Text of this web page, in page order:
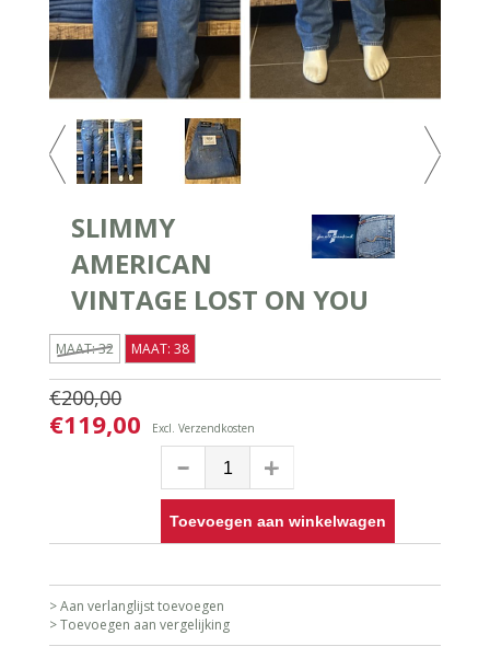
SLIMMY
AMERICAN
VINTAGE LOST ON YOU
MAAT: 32 MAAT: 38
€200,00
€119,00 Excl. Verzendkosten
Toevoegen aan winkelwagen
> Aan verlanglijst toevoegen
> Toevoegen aan vergelijking